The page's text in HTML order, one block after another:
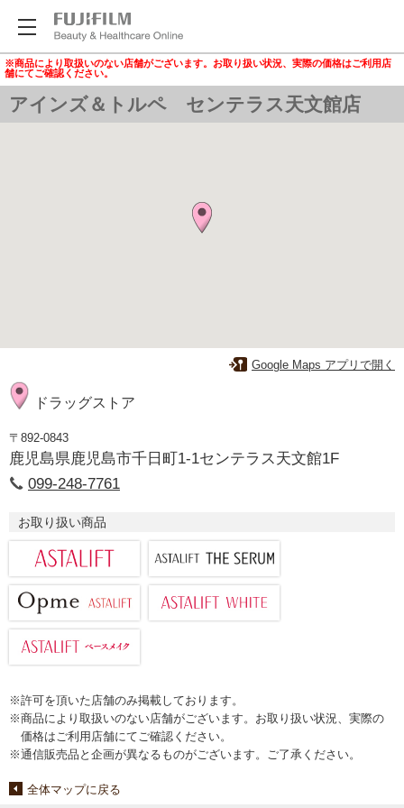
※商品により取扱いのない店舗がございます。お取り扱い状況、実際の価格はご利用店
舗にてご確認ください。
アインズ＆トルペ センテラス天文館店
Google Maps アプリで開く
ドラッグストア
〒892-0843
鹿児島県鹿児島市千日町1-1センテラス天文館1F
099-248-7761
お取り扱い商品
※許可を頂いた店舗のみ掲載しております。
※商品により取扱いのない店舗がございます。お取り扱い状況、実際の
価格はご利用店舗にてご確認ください。
※通信販売品と企画が異なるものがございます。ご了承ください。
全体マップに戻る